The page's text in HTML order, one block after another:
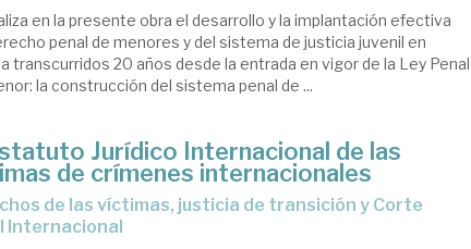
en la presente obra el desarrollo y la implantación efectiva
penal de menores y del sistema de justicia juvenil en
transcurridos 20 años desde la entrada en vigor de la Ley Penal
la construcción del sistema penal de ...
Jurídico Internacional de las
de crímenes internacionales
Internacional